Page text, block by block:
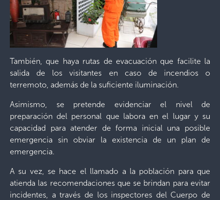
También, que haya rutas de evacuación que facilite la
salida de los visitantes en caso de incendios o
terremoto, además de la suficiente iluminación.
Asimismo, se pretende evidenciar el nivel de
preparación del personal que labora en el lugar y su
capacidad para atender de forma inicial una posible
emergencia sin obviar la existencia de un plan de
emergencia.
A su vez, se hace el llamado a la población para que
atienda las recomendaciones que se brindan para evitar
incidentes, a través de los inspectores del Cuerpo de